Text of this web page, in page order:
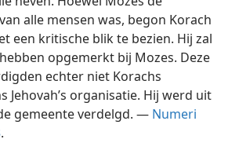
alle mensen was, begon Korach
een kritische blik te bezien. Hij zal
opgemerkt bij Mozes. Deze
echter niet Korachs
Jehovah’s organisatie. Hij werd uit
gemeente verdelgd. — Numeri
.